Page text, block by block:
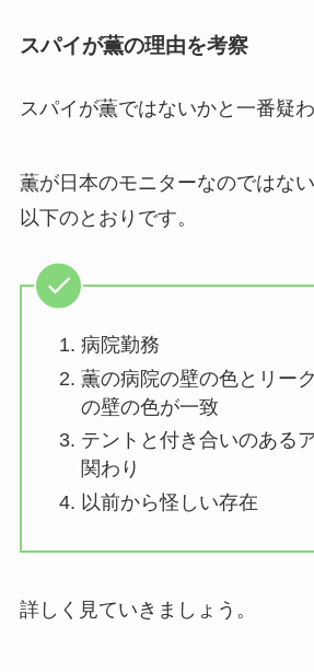
スパイが薫の理由を考察
スパイが薫ではないかと一番疑
薫が日本のモニターなのではな
以下のとおりです。
病院勤務
薫の病院の壁の色とリー
の壁の色が一致
テントと付き合いのある
関わり
以前から怪しい存在
詳しく見ていきましょう。